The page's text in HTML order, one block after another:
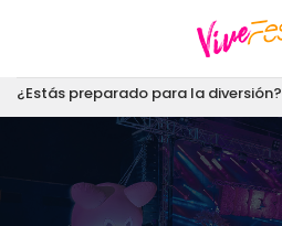
¿Estás preparado para la diversión?